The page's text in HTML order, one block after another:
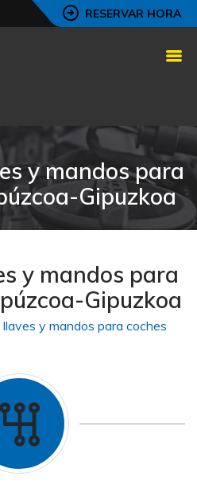
RESERVAR HORA
y mandos para
Gipuzkoa
y mandos para
Gipuzkoa
y mandos para coches